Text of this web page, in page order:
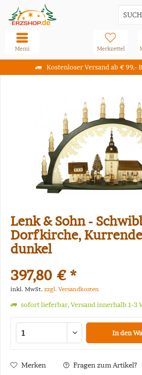
Kostenloser Versand ab € 99,-
Merkzettel
Menü
Lenk & Sohn -
Dorfkirche,
dunkel
397,80 € *
inkl. MwSt. zzgl. Versandkosten
sofort lieferbar, Versand innerhalb 1-3
In den
Merken Fragen zum Artikel?